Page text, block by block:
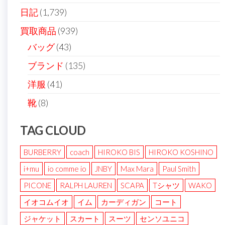
日記(1,739)
買取商品 (939)
バッグ(43)
ブランド (135)
洋服 (41)
靴(8)
TAG CLOUD
BURBERRY coach HIROKO BIS
HIROKO KOSHINO
i+mu
io comme io JNBY Max Mara
Paul Smith
PICONE
RALPH LAUREN SCAPA Tシャツ
WAKO
イオコムイオ
イム カーディガン
コート
ジャケット
スカート スーツ
センソユニコ